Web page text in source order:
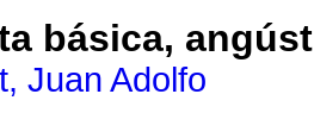
básica,
Juan Adolfo